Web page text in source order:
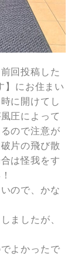
回投稿した
】にお住まい
に開けてし
圧によって
ので注意が
片の飛び散
は怪我をす
ので、かな
ましたが、
よかったで